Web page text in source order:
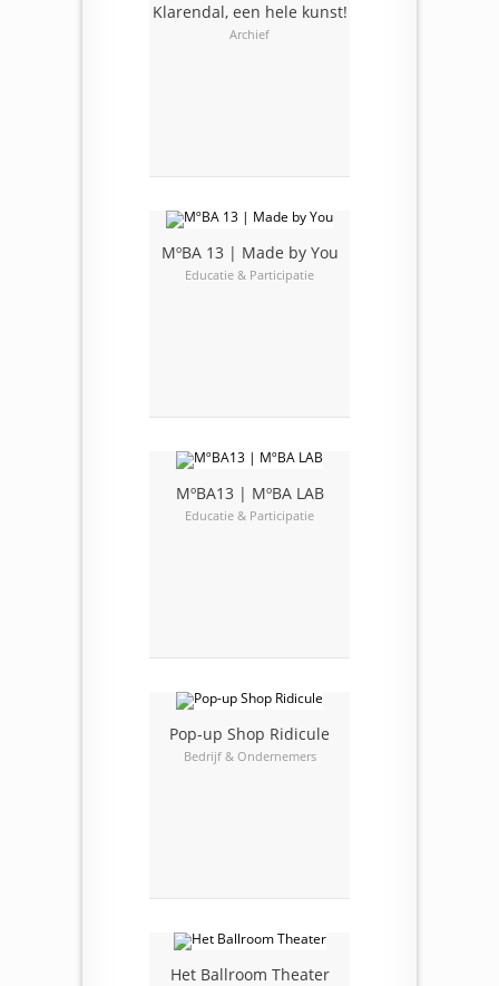
Klarendal, een hele kunst!
Archief
MºBA 13 | Made by You
Educatie & Participatie
MºBA13 | MºBA LAB
Educatie & Participatie
Pop-up Shop Ridicule
Bedrijf & Ondernemers
Het Ballroom Theater